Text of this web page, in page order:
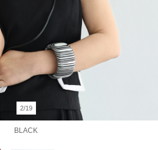
2/19
BLACK